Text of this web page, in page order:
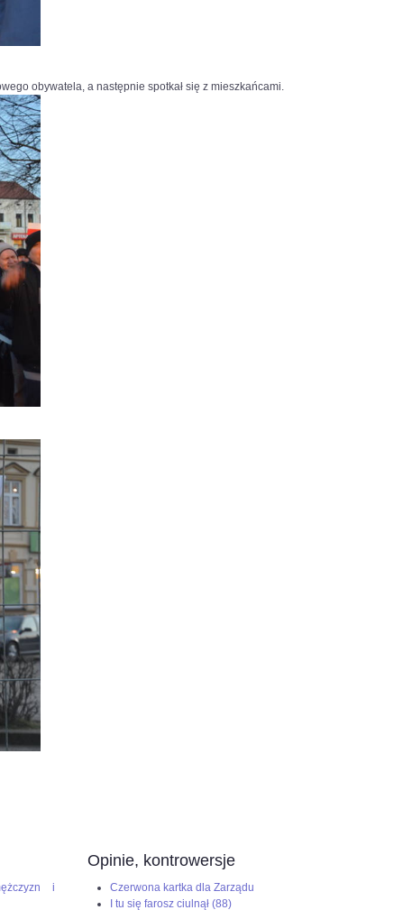
obywatela, a następnie spotkał się z mieszkańcami.
i
Opinie, kontrowersje
Czerwona kartka dla Zarządu
I tu się farosz ciulnął (88)